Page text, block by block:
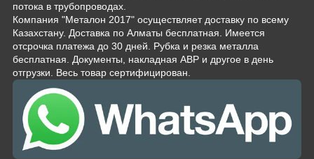
потока в трубопроводах.
Компания "Металон 2017" осуществляет доставку по всему
Казахстану. Доставка по Алматы бесплатная. Имеется
отсрочка платежа до 30 дней. Рубка и резка металла
бесплатная. Документы, накладная АВР и другое в день
отгрузки. Весь товар сертифицирован.